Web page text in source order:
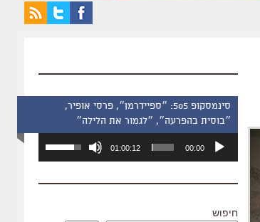
סינמסקופ 505: ״ספיידרמן״, פרסי אופיר,
״בוסית בהפרעה״, ״לגמור את הלילה״
אודיו
00:00
01:00:12
השתמש
כדי
חיפוש